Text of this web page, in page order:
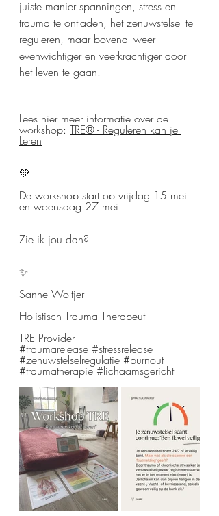
juiste manier spanningen, stress en
trauma te ontladen, het zenuwstelsel te
reguleren, maar bovenal weer
evenwichtiger en veerkrachtiger door
het leven te gaan.​
Lees hier meer informatie over de
workshop: TRE® - Reguleren kan je
Leren
💚
De workshop start op vrijdag 15 mei
en woensdag 27 mei
Zie ik jou dan?
✨
Sanne Woltjer
Holistisch Trauma Therapeut
TRE Provider
#traumarelease #stressrelease
#zenuwstelselregulatie #burnout
#traumatherapie #lichaamsgericht